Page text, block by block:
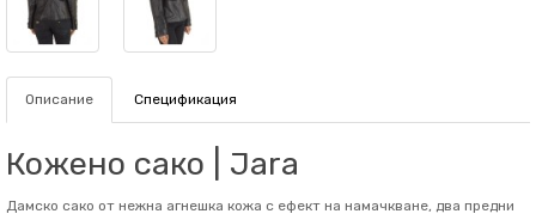
Описание Спецификация
Кожено сако | Jara
Дамско сако от нежна агнешка кожа с ефект на намачкване, два предни